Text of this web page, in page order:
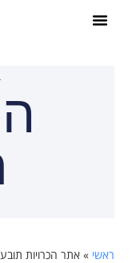
ראשי »אתר הכרויות תובע